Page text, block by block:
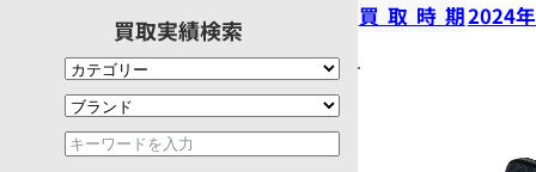
買取実績検索
買取時期2024